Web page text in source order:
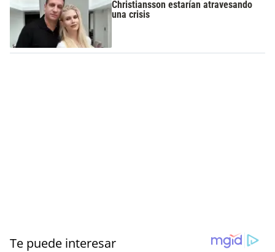
Christiansson estarían atravesando
una crisis